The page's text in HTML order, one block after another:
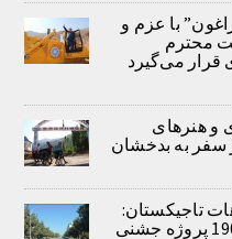
با عزم و
محترم
قرار می‌گیرد
هنرهای
سفر به بدخشان
تاجیکستان:
در ناحیه دنغره در سه سال آینده 190 پروژه جشنی